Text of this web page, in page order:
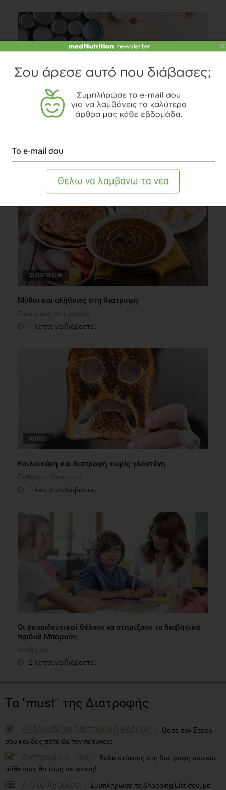
Διατροφή
1 λεπτό να διαβαστεί
SLIDESHOW
Μύθοι και αλήθειες στη διατροφή
Συστάσεις Διατροφής
1 λεπτό να διαβαστεί
AUDIO
Kοιλιοκάκη και διατροφή χωρίς γλουτένη
Παθήσεις Πεπτικού
1 λεπτό να διαβαστεί
Οι εκπαιδευτικοί θέλουν να στηρίξουν τα διαβητικά
παιδιά! Μπορούν;
Διαβήτης
2 λεπτά να διαβαστεί
Τα "must" της Διατροφής
Εβδομαδίαια Μεταβολή Βάρους
Θέσε τον Στόχο
σου και δες πότε θα τον πετύχεις
Διατροφικό Tool
Βάλε στόχους στη διατροφή σου και
μάθε πώς θα τους πετύχεις!
Λίστα Αγορών Συμπλήρωσε το Shopping List σου, με
×